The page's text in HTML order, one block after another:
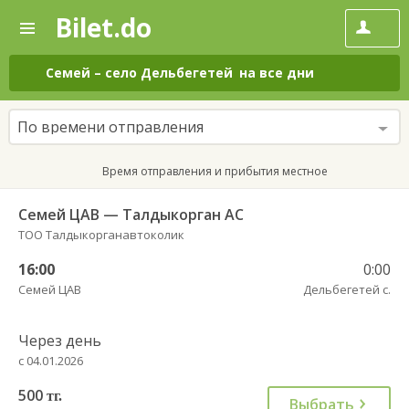
—
Поиск
и
покупка
билетов
на
автобус
онлайн
Bilet.do
Семей – село Дельбегетей на все дни
По времени отправления
Время отправления и прибытия местное
Семей ЦАВ — Талдыкорган АС
ТОО Талдыкорганавтоколик
16:00
Семей ЦАВ
0:00
Дельбегетей с.
Через день
с 04.01.2026
500 тг. Выбрать